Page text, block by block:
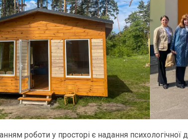
роботи у просторі є надання психологічної